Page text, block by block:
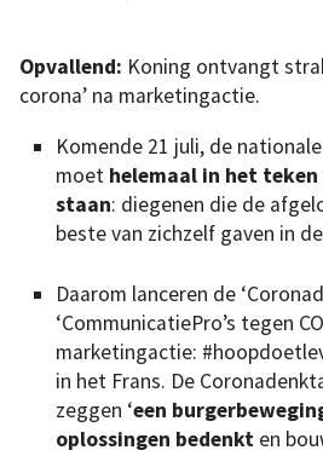
Opvallend: Koning ontvangt
corona’ na marketingactie.
Komende 21 juli, de
moet helemaal in het
staan: diegenen die de
beste van zichzelf gaven in
Daarom lanceren de
‘CommunicatiePro’s tegen
marketingactie:
in het Frans. De
zeggen ‘een
oplossingen bedenkt en